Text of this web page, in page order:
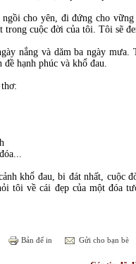
cho yên, đi đứng cho
trong cuộc đời của tôi. Tôi sẽ
nắng và dăm ba ngày
hạnh phúc và khổ đau.
khổ đau, bi đát nhất, cuộc
tôi về cái đẹp của một đóa
Bản để in Gửi cho bạn bè